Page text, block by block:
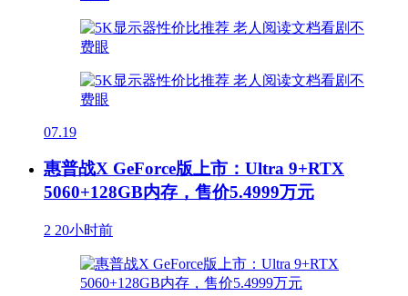
07.19
惠普战X GeForce版上市：Ultra 9+RTX
5060+128GB内存，售价5.4999万元
2 20小时前